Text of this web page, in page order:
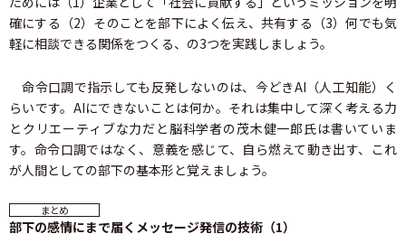
確にする（2）そのことを部下によく伝え、共有する（3）何でも気
軽に相談できる関係をつくる、の3つを実践しましょう。
命令口調で指示しても反発しないのは、今どきAI（人工知能）く
らいです。AIにできないことは何か。それは集中して深く考える力
とクリエーティブな力だと脳科学者の茂木健一郎氏は書いていま
す。命令口調ではなく、意義を感じて、自ら燃えて動き出す、これ
が人間としての部下の基本形と覚えましょう。
まとめ
部下の感情にまで届くメッセージ発信の技術（1）